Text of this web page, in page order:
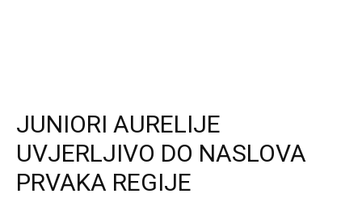
JUNIORI AURELIJE
UVJERLJIVO DO NASLOVA
PRVAKA REGIJE